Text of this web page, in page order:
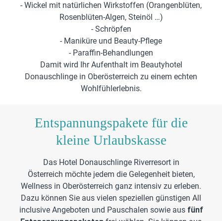
- Wickel mit natürlichen Wirkstoffen (Orangenblüten,
Rosenblüten-Algen, Steinöl …)
- Schröpfen
- Maniküre und Beauty-Pflege
- Paraffin-Behandlungen
Damit wird Ihr Aufenthalt im Beautyhotel
Donauschlinge in Oberösterreich zu einem echten
Wohlfühlerlebnis.
Entspannungspakete für die
kleine Urlaubskasse
Das Hotel Donauschlinge Riverresort in
Österreich möchte jedem die Gelegenheit bieten,
Wellness in Oberösterreich ganz intensiv zu erleben.
Dazu können Sie aus vielen speziellen günstigen All
inclusive Angeboten und Pauschalen sowie aus fünf